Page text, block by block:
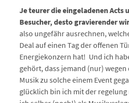
Je teurer die eingeladenen Acts
Besucher, desto gravierender
also ungefähr ausrechnen,
Deal auf einen Tag der offenen
Energiekonzern hat! Und ich
gehört, dass jemand (nur)
Musik zu solche einem Event
glücklich bin ich mit der